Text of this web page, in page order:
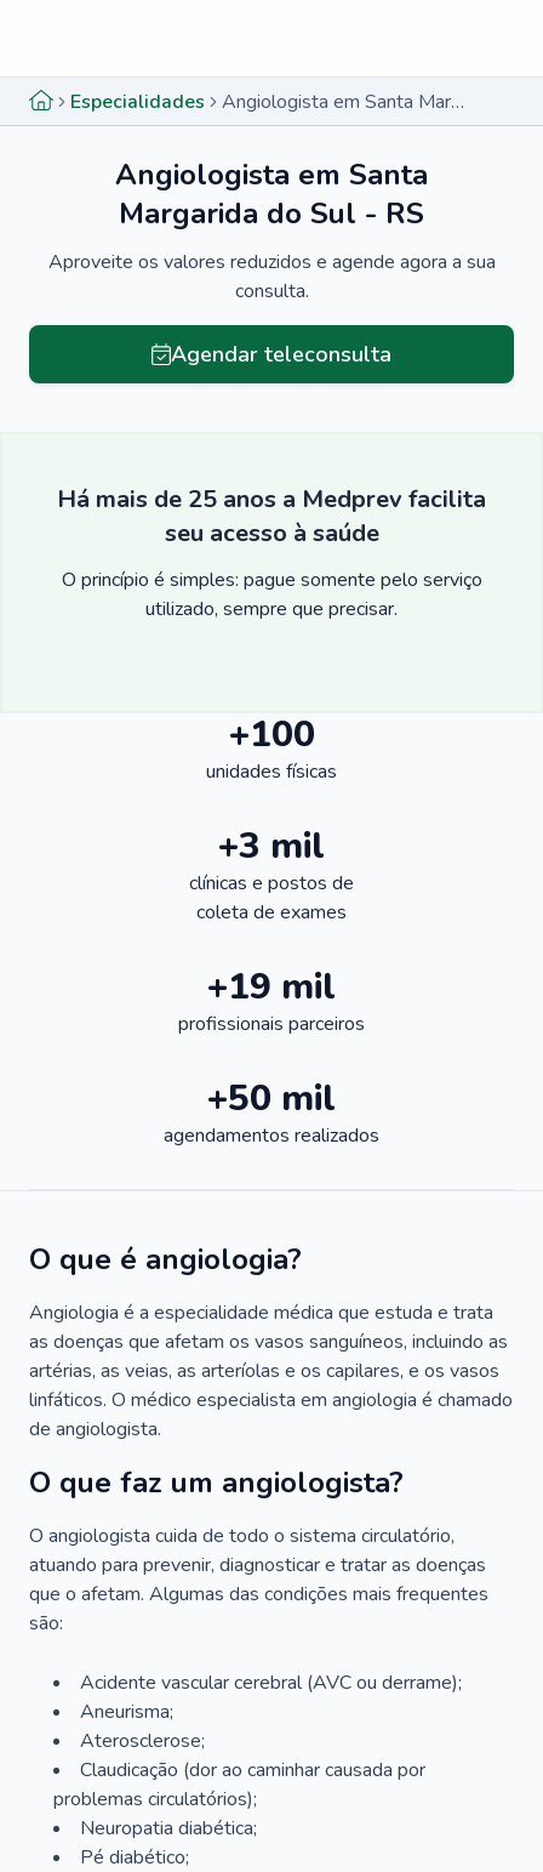
Especialidades Angiologista em Santa Margarida do Sul - RS
Angiologista em Santa
Margarida do Sul - RS
Aproveite os valores reduzidos e agende agora a sua
consulta.
Agendar teleconsulta
Há mais de 25 anos a Medprev facilita
seu acesso à saúde
O princípio é simples: pague somente pelo serviço
utilizado, sempre que precisar.
+100
unidades físicas
+3 mil
clínicas e postos de
coleta de exames
+19 mil
profissionais parceiros
+50 mil
agendamentos realizados
O que é angiologia?
Angiologia é a especialidade médica que estuda e trata
as doenças que afetam os vasos sanguíneos, incluindo as
artérias, as veias, as arteríolas e os capilares, e os vasos
linfáticos. O médico especialista em angiologia é chamado
de angiologista.
O que faz um angiologista?
O angiologista cuida de todo o sistema circulatório,
atuando para prevenir, diagnosticar e tratar as doenças
que o afetam. Algumas das condições mais frequentes
são:
Acidente vascular cerebral (AVC ou derrame);
Aneurisma;
Aterosclerose;
Claudicação (dor ao caminhar causada por
problemas circulatórios);
Neuropatia diabética;
Pé diabético;